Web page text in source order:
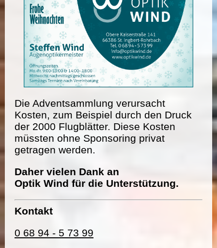
Die Adventsammlung verursacht
Kosten, zum Beispiel durch den Druck
der 2000 Flugblätter. Diese Kosten
müssten ohne Sponsoring privat
getragen werden.
Daher vielen Dank an
Optik Wind für die Unterstützung.
Kontakt
0 68 94 - 5 73 99